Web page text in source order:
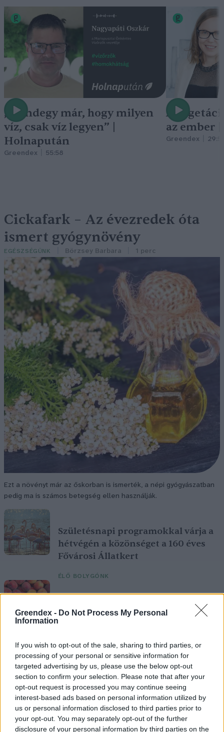
Greendex - Do Not Process My Personal
Information
If you wish to opt-out of the sale, sharing to third parties, or
processing of your personal or sensitive information for
targeted advertising by us, please use the below opt-out
section to confirm your selection. Please note that after your
opt-out request is processed you may continue seeing
interest-based ads based on personal information utilized by
us or personal information disclosed to third parties prior to
your opt-out. You may separately opt-out of the further
disclosure of your personal information by third parties on the
„Mindegy már, hogy milyen
víz, csak víz legyen” |
Holnapután
Greendex 55:58
A
az ember
Greendex
Cickafark – Az évezredek óta
ismert gyógynövény
EGÉSZSÉGÜNK Börzsey Barbara 1 perc
Ezt a növényt már az őskorban is ismerték, a népi gyógyászatban
pedig ma is számos betegség ellen használják.
Születésnapi programokkal várja a
hétvégén a közönséget a 160 éves
Fővárosi Állatkert
ÉLŐ BOLYGÓNK
Szedd magad őszibarack: itt vannak
a legjobb lelőhelyek!